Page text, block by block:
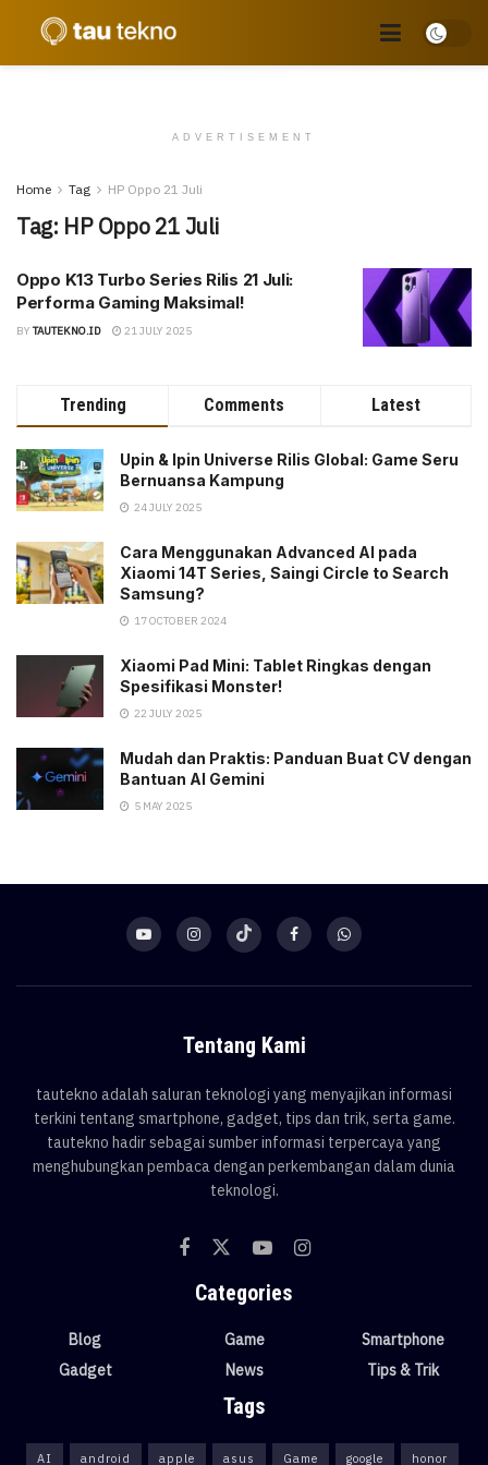
ADVERTISEMENT
Home Tag HP Oppo 21 Juli
Tag: HP Oppo 21 Juli
Oppo K13 Turbo Series Rilis 21 Juli:
Performa Gaming Maksimal!
BY TAUTEKNO.ID 21 JULY 2025
Trending Comments Latest
Upin & Ipin Universe Rilis Global: Game Seru
Bernuansa Kampung
24 JULY 2025
Cara Menggunakan Advanced AI pada
Xiaomi 14T Series, Saingi Circle to Search
Samsung?
17 OCTOBER 2024
Xiaomi Pad Mini: Tablet Ringkas dengan
Spesifikasi Monster!
22 JULY 2025
Mudah dan Praktis: Panduan Buat CV dengan
Bantuan AI Gemini
5 MAY 2025
Tentang Kami
tautekno adalah saluran teknologi yang menyajikan informasi
terkini tentang smartphone, gadget, tips dan trik, serta game.
tautekno hadir sebagai sumber informasi terpercaya yang
menghubungkan pembaca dengan perkembangan dalam dunia
teknologi.
Categories
Blog
Gadget
Game
News
Smartphone
Tips & Trik
Tags
AI android apple asus Game google honor